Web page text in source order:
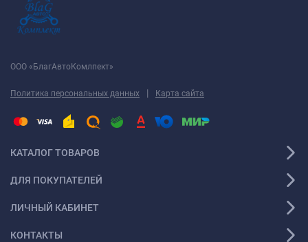
ООО «БлагАвтоКомлпект»
Политика персональных данных | Карта сайта
КАТАЛОГ ТОВАРОВ
ДЛЯ ПОКУПАТЕЛЕЙ
ЛИЧНЫЙ КАБИНЕТ
КОНТАКТЫ